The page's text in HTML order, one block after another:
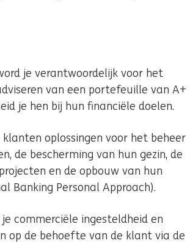
je verantwoordelijk voor het
van een portefeuille van A+
je hen bij hun financiële doelen.
oplossingen voor het beheer
de bescherming van hun gezin, de
en de opbouw van hun
Banking Personal Approach).
commerciële ingesteldheid en
op de behoefte van de klant via de